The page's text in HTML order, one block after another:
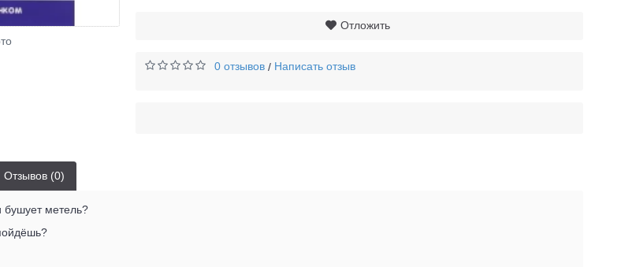
Отложить
0 отзывов / Написать отзыв
Отзывов (0)
бушует метель?